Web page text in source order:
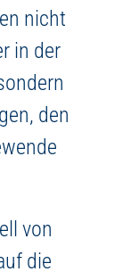
nicht
in der
den
von
die